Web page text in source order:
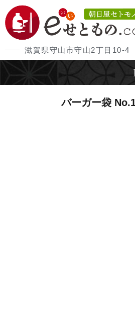
滋賀県守山市守山2丁目10-4
バーガー袋